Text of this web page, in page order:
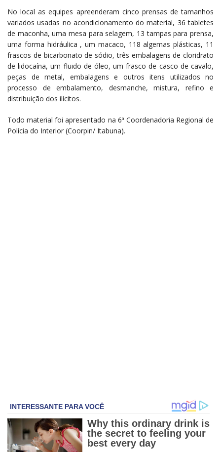
No local as equipes apreenderam cinco prensas de tamanhos
variados usadas no acondicionamento do material, 36 tabletes
de maconha, uma mesa para selagem, 13 tampas para prensa,
uma forma hidráulica , um macaco, 118 algemas plásticas, 11
frascos de bicarbonato de sódio, três embalagens de cloridrato
de lidocaína, um fluido de óleo, um frasco de casco de cavalo,
peças de metal, embalagens e outros itens utilizados no
processo de embalamento, desmanche, mistura, refino e
distribuição dos ilícitos.
Todo material foi apresentado na 6ª Coordenadoria Regional de
Polícia do Interior (Coorpin/ Itabuna).